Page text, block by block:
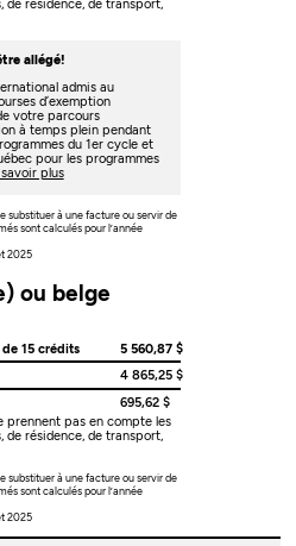
de résidence, de transport,
allégé!
admis au
d’exemption
votre parcours
à temps plein pendant
du 1er cycle et
pour les programmes
savoir plus
substituer à une facture ou servir de
sont calculés pour l’année
2025
ou belge
15 crédits
5 560,87 $
4 865,25 $
695,62 $
prennent pas en compte les
de résidence, de transport,
substituer à une facture ou servir de
sont calculés pour l’année
2025